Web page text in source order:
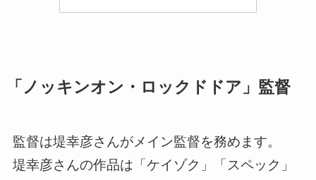
「ノッキンオン・ロックドドア」監督
監督は堤幸彦さんがメイン監督を務めます。
堤幸彦さんの作品は「ケイゾク」「スペック」